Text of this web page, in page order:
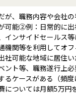
、職務内容や会社
可能②例：日常的に
インサイドセールス
機関等を利用してオ
社可能な地域に居住
ト等、職務遂行上
るケースがある（頻
については月額5万円